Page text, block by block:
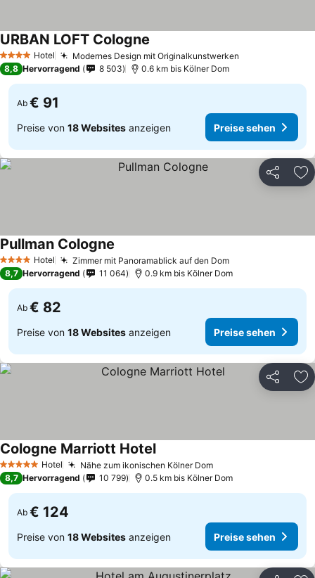
4 Sterne Hotel Modernes Design mit Originalkunstwerken
URBAN LOFT Cologne
8,8 Hervorragend 8 503 0.6 km bis Kölner Dom
Ab € 91
Preise von 18 Websites anzeigen Preise sehen
Teilen
4 Sterne Hotel Zimmer mit Panoramablick auf den DomPreise sehen
Pullman Cologne
8,7 Hervorragend 11 064 0.9 km bis Kölner Dom
Ab € 82
Preise von 18 Websites anzeigen Preise sehen
Teilen
5 Sterne Hotel Nähe zum ikonischen Kölner DomPreise sehen
Cologne Marriott HotelPreise sehen
8,7 Hervorragend 10 799 0.5 km bis Kölner Dom
Ab € 124
Preise von 18 Websites anzeigen Preise sehen